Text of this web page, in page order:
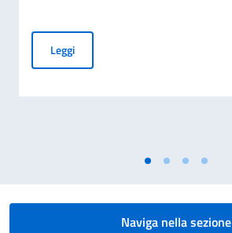
LeggiBorse di Studio Consorzio ICoN
Naviga nella sezione